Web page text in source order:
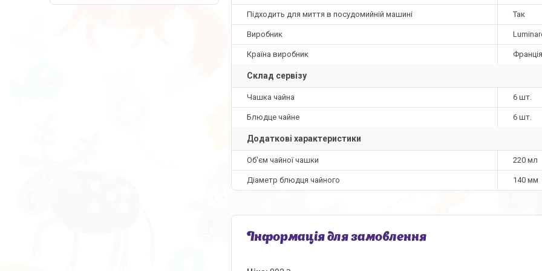
Підходить для миття в посудомийній машині Так
Виробник
Країна виробник Франція
Склад сервізу
Чашка чайна 6 шт.
Блюдце чайне 6 шт.
Додаткові характеристики
Об'єм чайної чашки 220 мл
Діаметр блюдця чайного 140 мм
Інформація для замовлення